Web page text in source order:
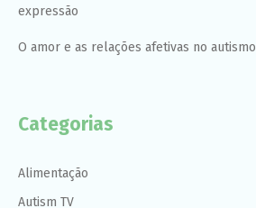
expressão
O amor e as relações afetivas no autismo
Categorias
Alimentação
Autism TV